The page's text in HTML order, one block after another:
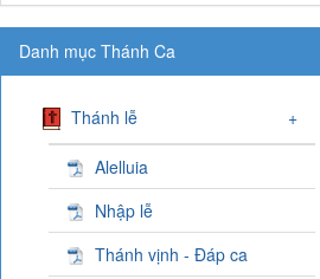
Danh mục Thánh Ca
Thánh lễ +
Alelluia
Nhập lễ
Thánh vịnh - Đáp ca